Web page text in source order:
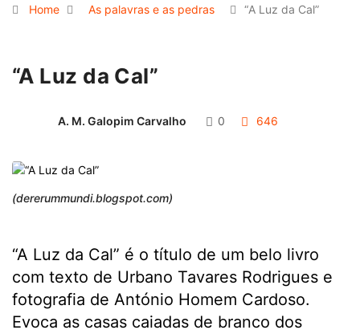
Home As palavras e as pedras “A Luz da Cal”
“A Luz da Cal”
A. M. Galopim Carvalho 0 646
(dererummundi.blogspot.com)
“A Luz da Cal” é o título de um belo livro
com texto de Urbano Tavares Rodrigues e
fotografia de António Homem Cardoso.
Evoca as casas caiadas de branco dos